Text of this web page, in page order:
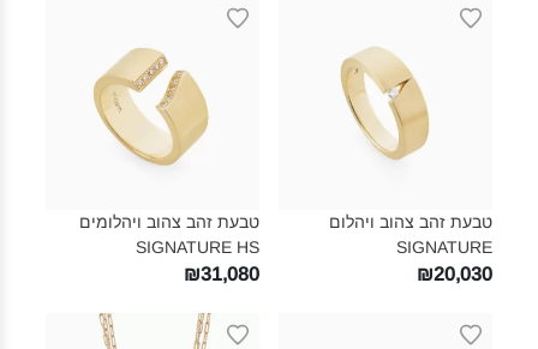
טבעת זהב צהוב ויהלום
SIGNATURE‎
₪20,030
טבעת זהב צהוב ויהלומים
SIGNATURE HS‎
₪31,080